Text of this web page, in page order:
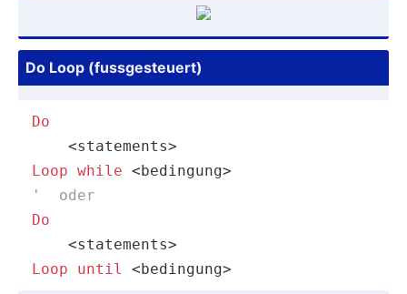
Do Loop (fussg­est­euert)
Do
Loop while
'  oder
Do
Loop
until <bedingung>